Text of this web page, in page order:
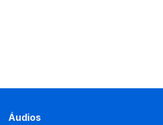
Áudios